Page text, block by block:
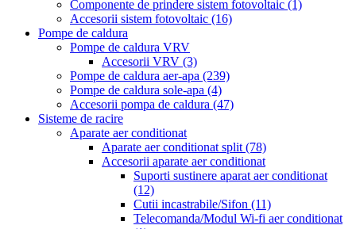
Componente de prindere sistem fotovoltaic (1)
Accesorii sistem fotovoltaic (16)
Pompe de caldura
Pompe de caldura VRV
Accesorii VRV (3)
Pompe de caldura aer-apa (239)
Pompe de caldura sole-apa (4)
Accesorii pompa de caldura (47)
Sisteme de racire
Aparate aer conditionat
Aparate aer conditionat split (78)
Accesorii aparate aer conditionat
Suporti sustinere aparat aer conditionat
(12)
Cutii incastrabile/Sifon (11)
Telecomanda/Modul Wi-fi aer conditionat